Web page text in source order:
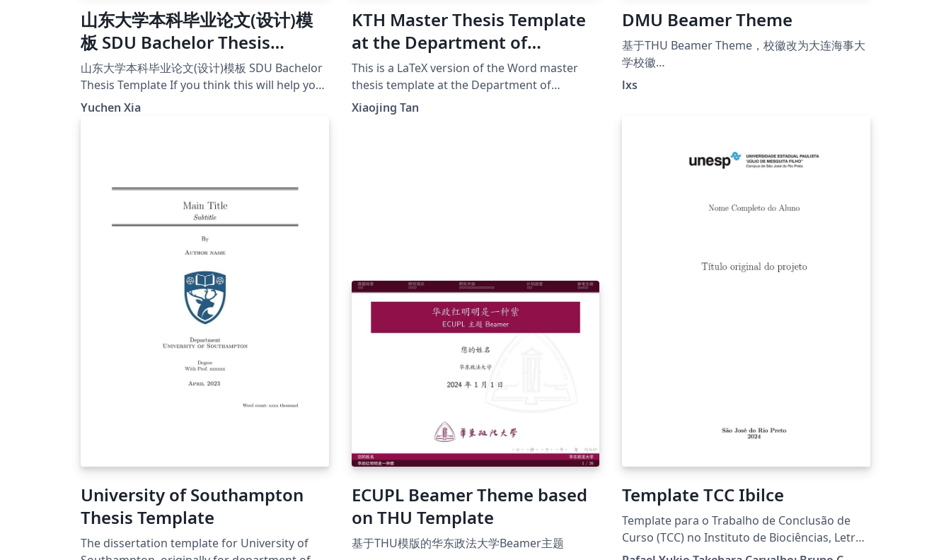
山东大学本科毕业论文(设计)模
板 SDU Bachelor Thesis
Template
山东大学本科毕业论文(设计)模板 SDU Bachelor
Thesis Template If you think this will help you,
I'd appreciate it if you can give a star on this
Yuchen Xia
KTH Master Thesis Template
at the Department of
Engineering Design
This is a LaTeX version of the Word master
thesis template at the Department of
Engineering Design with KTH uniform degree
project covers. If there is any inconsistency,
Xiaojing Tan
DMU Beamer Theme
基于THU Beamer Theme，校徽改为大连海事大
学校徽
（https://www.urongda.com/logos/41210101
lxs
University of Southampton
Thesis Template
The dissertation template for University of
ECUPL Beamer Theme based
on THU Template
基于THU模版的华东政法大学Beamer主题
Template TCC Ibilce
Template para o Trabalho de Conclusão de
Curso (TCC) no Instituto de Biociências, Letras
e Ciências Exatas da Universidade Estadual